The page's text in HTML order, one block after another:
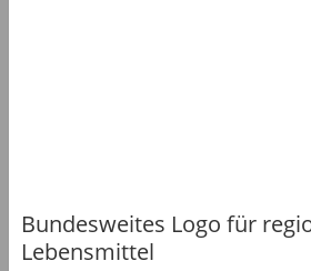
Bundesweites Logo für
Lebensmittel